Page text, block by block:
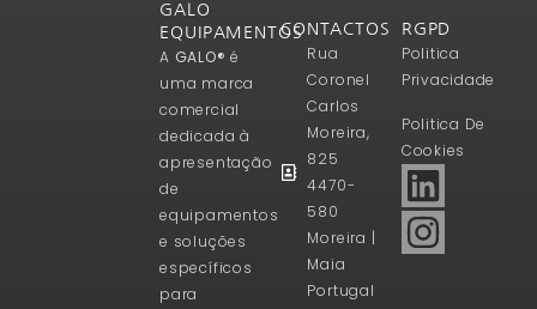
GALO
EQUIPAMENTOS
A GALO® é
uma marca
comercial
dedicada à
apresentação
de
equipamentos
e soluções
específicos
para
CONTACTOS
Rua
Coronel
Carlos
Moreira,
825
4470-
580
Moreira |
Maia
Portugal
RGPD
Politica
Privacidade
Politica De
Cookies